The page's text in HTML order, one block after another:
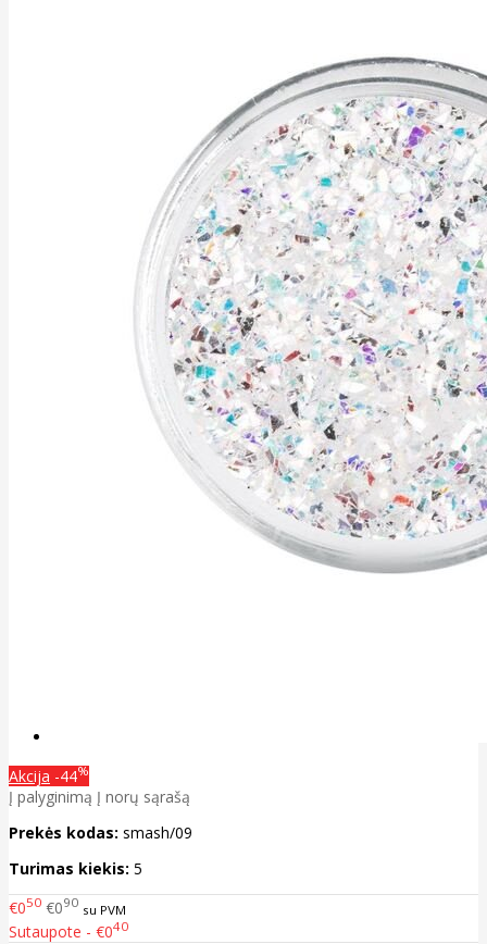
Akcija -44%
Į palyginimą Į norų sąrašą
Prekės kodas: smash/09
Turimas kiekis: 5
€050 €090 su PVM
Sutaupote - €040